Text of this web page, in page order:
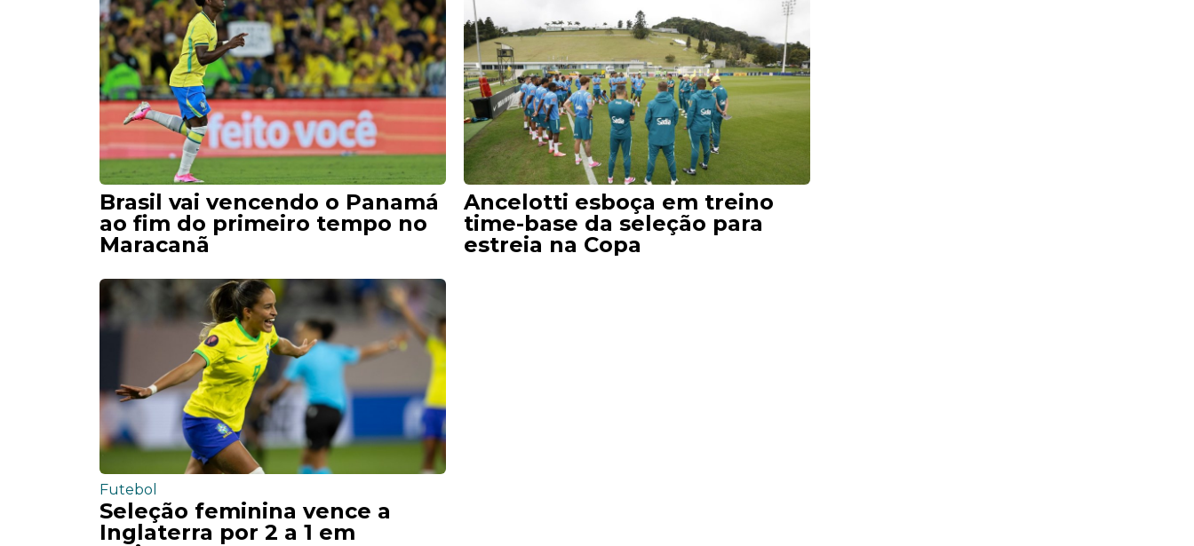
Brasil vai vencendo o Panamá
ao fim do primeiro tempo no
Maracanã
Ancelotti esboça em treino
time-base da seleção para
estreia na Copa
Futebol
Seleção feminina vence a
Inglaterra por 2 a 1 em